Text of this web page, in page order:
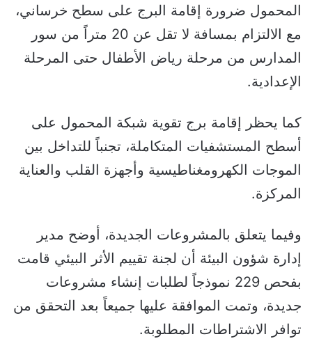
المحمول ضرورة إقامة البرج على سطح خرساني،
مع الالتزام بمسافة لا تقل عن 20 متراً من سور
المدارس من مرحلة رياض الأطفال حتى المرحلة
الإعدادية.
كما يحظر إقامة برج تقوية شبكة المحمول على
أسطح المستشفيات المتكاملة، تجنباً للتداخل بين
الموجات الكهرومغناطيسية وأجهزة القلب والعناية
المركزة.
وفيما يتعلق بالمشروعات الجديدة، أوضح مدير
إدارة شؤون البيئة أن لجنة تقييم الأثر البيئي قامت
بفحص 229 نموذجاً لطلبات إنشاء مشروعات
جديدة، وتمت الموافقة عليها جميعاً بعد التحقق من
توافر الاشتراطات المطلوبة.